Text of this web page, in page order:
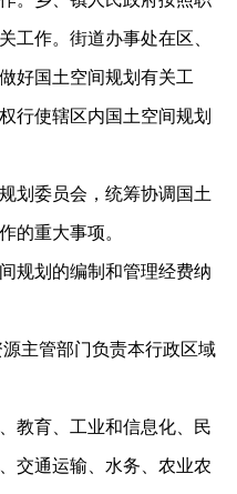
工作。街道办事处在区、
好国土空间规划有关工
行使辖区内国土空间规划
委员会，统筹协调国土
的重大事项。
划的编制和管理经费纳
主管部门负责本行政区域
育、工业和信息化、民
交通运输、水务、农业农